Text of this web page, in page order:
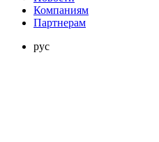
Компаниям
Партнерам
рус